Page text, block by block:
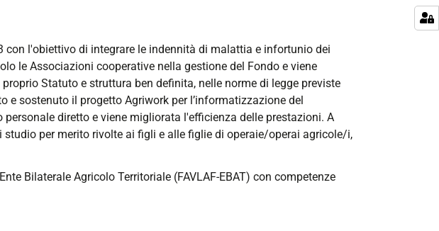
con l'obiettivo di integrare le indennità di malattia e infortunio dei
le Associazioni cooperative nella gestione del Fondo e viene
Statuto e struttura ben definita, nelle norme di legge previste
e sostenuto il progetto Agriwork per l’informatizzazione del
diretto e viene migliorata l'efficienza delle prestazioni. A
per merito rivolte ai figli e alle figlie di operaie/operai agricole/i,
Bilaterale Agricolo Territoriale (FAVLAF-EBAT) con competenze